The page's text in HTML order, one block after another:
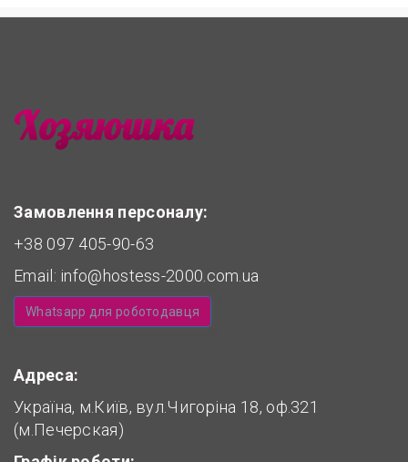
Замовлення персоналу:
+38 097 405-90-63
Email: info@hostess-2000.com.ua
Whatsapp для роботодавця
Адреса:
Україна, м.Київ, вул.Чигоріна 18, оф.321
(м.Печерская)